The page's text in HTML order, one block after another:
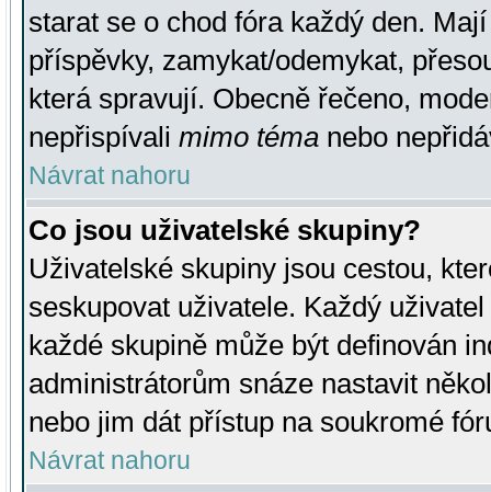
starat se o chod fóra každý den.
příspěvky, zamykat/odemykat,
která spravují. Obecně řečeno,
nepřispívali mimo téma nebo
Návrat nahoru
Co jsou uživatelské skupiny?
Uživatelské skupiny jsou cestou,
seskupovat uživatele. Každý
každé skupině může být definován
administrátorům snáze nastavit
nebo jim dát přístup na soukromé
Návrat nahoru